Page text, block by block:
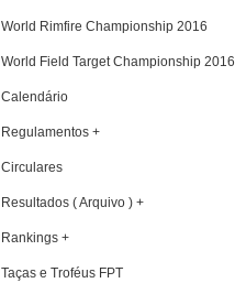
World Rimfire Championship 2016
World Field Target Championship 2016
Calendário
Regulamentos +
Circulares
Resultados ( Arquivo ) +
Rankings +
Taças e Troféus FPT